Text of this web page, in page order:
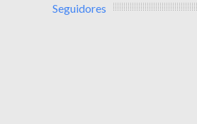
Seguidores